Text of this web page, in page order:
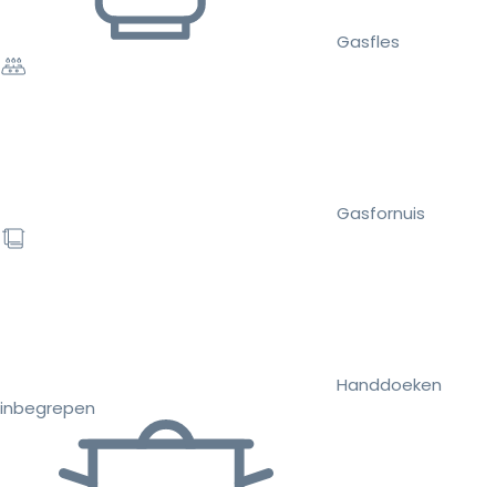
Gasfles
Gasfornuis
Handdoeken
inbegrepen